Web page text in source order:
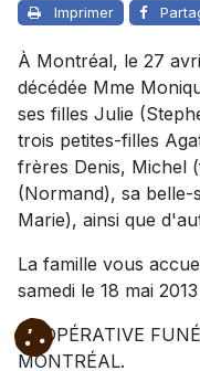
Imprimer
À Montréal, le 27
décédée Mme
ses filles Julie
trois petites-filles
frères Denis, Michel
(Normand), sa
Marie), ainsi que
La famille vous
samedi le 18 mai
COOPÉRATIVE
MONTRÉAL.